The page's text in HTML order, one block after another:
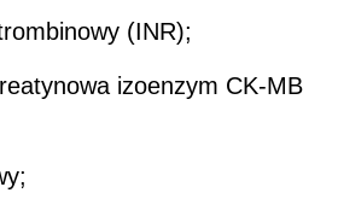
(INR);
izoenzym CK-MB